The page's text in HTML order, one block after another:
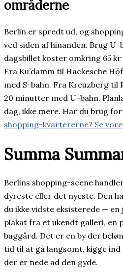
områderne
Berlin er spredt ud, og
ved siden af hinanden. Brug
dagsbillet koster omkring 65
Fra Ku’damm til Hackesche
med S-bahn. Fra Kreuzberg til
20 minutter med U-bahn.
dag, ikke mere. Har du brug for
shopping-kvartererne? Se
Summa
Berlins shopping-scene
dyreste eller det nyeste. Den
du ikke vidste eksisterede — en
plakat fra et ukendt galleri, en
baggård. Det er en by der
tid til at gå langsomt, kigge
der er nede ad den gyde.